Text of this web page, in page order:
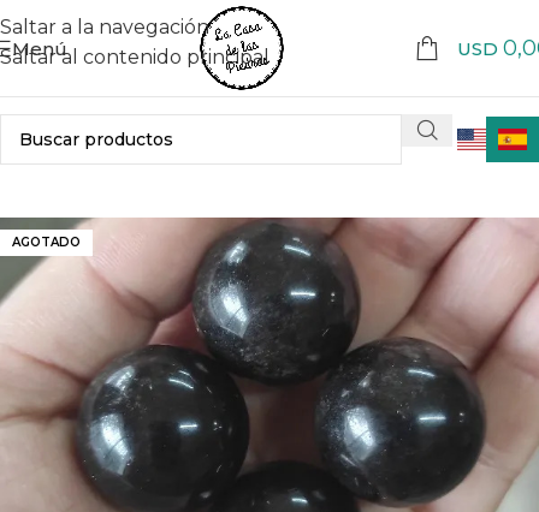
Saltar a la navegación
Saltar al contenido principal
Menú USD
AGOTADO